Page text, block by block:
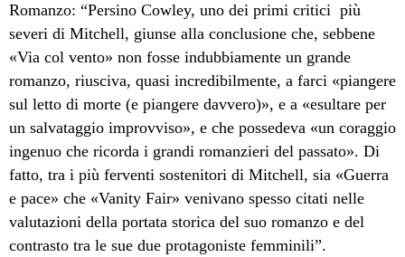
Romanzo: “Persino Cowley, uno dei primi critici più
severi di Mitchell, giunse alla conclusione che, sebbene
«Via col vento» non fosse indubbiamente un grande
romanzo, riusciva, quasi incredibilmente, a farci «piangere
sul letto di morte (e piangere davvero)», e a «esultare per
un salvataggio improvviso», e che possedeva «un coraggio
ingenuo che ricorda i grandi romanzieri del passato». Di
fatto, tra i più ferventi sostenitori di Mitchell, sia «Guerra
e pace» che «Vanity Fair» venivano spesso citati nelle
valutazioni della portata storica del suo romanzo e del
contrasto tra le sue due protagoniste femminili”.